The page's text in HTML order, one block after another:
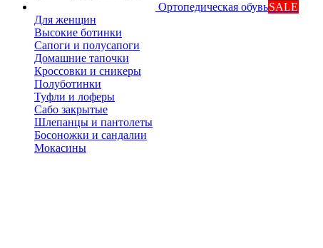
Ортопедическая обувьSALE
Для женщин
Высокие ботинки
Сапоги и полусапоги
Домашние тапочки
Кроссовки и сникеры
Полуботинки
Туфли и лоферы
Сабо закрытые
Шлепанцы и пантолеты
Босоножки и сандалии
Мокасины